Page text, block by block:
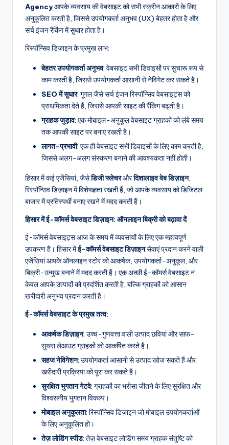
Agencyआपके व्यवसाय की वेबसाइट को सभी स्क्रीन आकारों के लिए
अनुकूलित करती है, जिससे उपयोगकर्ता अनुभव (UX) बेहतर होता है और
सर्च इंजन रैंकिंग में सुधार होता है।
रिस्पॉन्सिव डिज़ाइन के प्रमुख लाभ:
बेहतर उपयोगकर्ता अनुभव: वेबसाइट सभी डिवाइसों पर सुचारू रूप से
काम करती है, जिससे उपयोगकर्ता आसानी से नेविगेट कर सकते हैं।
SEO में सुधार: गूगल जैसे सर्च इंजन रिस्पॉन्सिव वेबसाइट्स को
प्राथमिकता देते हैं, जिससे आपकी साइट की रैंकिंग बढ़ती है।
ग्राहक जुड़ाव: एक मोबाइल-अनुकूल वेबसाइट ग्राहकों को लंबे समय
तक आपकी साइट पर बनाए रखती है।
लागत-प्रभावी: एक ही वेबसाइट सभी डिवाइसों के लिए काम करती है,
जिससे अलग-अलग संस्करण बनाने की आवश्यकता नहीं होती।
हिसार में कई एजेंसियां, जैसेडिजी फ्लेचरऔरदिशालाइव वेब डिज़ाइन,
रिस्पॉन्सिव डिज़ाइन में विशेषज्ञता रखती हैं, जो आपके व्यवसाय को डिजिटल
बाजार में प्रतिस्पर्धी बनाए रखने में मदद करती हैं।
हिसार में ई-कॉमर्स वेबसाइट डिज़ाइन: ऑनलाइन बिक्री को बढ़ावा दें
ई-कॉमर्स वेबसाइट्स आज के समय में व्यवसायों के लिए एक महत्वपूर्ण
उपकरण हैं। हिसार मेंई-कॉमर्स वेबसाइट डिज़ाइनसेवाएं प्रदान करने वाली
एजेंसियां आपके ऑनलाइन स्टोर को आकर्षक, उपयोगकर्ता-अनुकूल, और
बिक्री-उन्मुख बनाने में मदद करती हैं। एक अच्छी ई-कॉमर्स वेबसाइट न
केवल आपके उत्पादों को प्रदर्शित करती है, बल्कि ग्राहकों को आसान
खरीदारी अनुभव प्रदान करती है।
ई-कॉमर्स वेबसाइट के प्रमुख तत्व:
आकर्षक डिज़ाइन: उच्च-गुणवत्ता वाली उत्पाद छवियां और साफ-
सुथरा लेआउट ग्राहकों को आकर्षित करते हैं।
सहज नेविगेशन: उपयोगकर्ता आसानी से उत्पाद खोज सकते हैं और
खरीदारी प्रक्रिया को पूरा कर सकते हैं।
सुरक्षित भुगतान गेटवे: ग्राहकों का भरोसा जीतने के लिए सुरक्षित और
विश्वसनीय भुगतान विकल्प।
मोबाइल अनुकूलता: रिस्पॉन्सिव डिज़ाइन जो मोबाइल उपयोगकर्ताओं
के लिए अनुकूलित हो।
तेज़ लोडिंग स्पीड: तेज़ वेबसाइट लोडिंग समय ग्राहक संतुष्टि को